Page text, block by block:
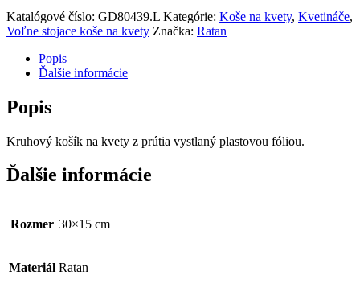
Katalógové číslo: GD80439.L Kategórie: Koše na kvety, Kvetináče,
Voľne stojace koše na kvety Značka: Ratan
Popis
Ďalšie informácie
Popis
Kruhový košík na kvety z prútia vystlaný plastovou fóliou.
Ďalšie informácie
Rozmer 30×15 cm
Materiál Ratan